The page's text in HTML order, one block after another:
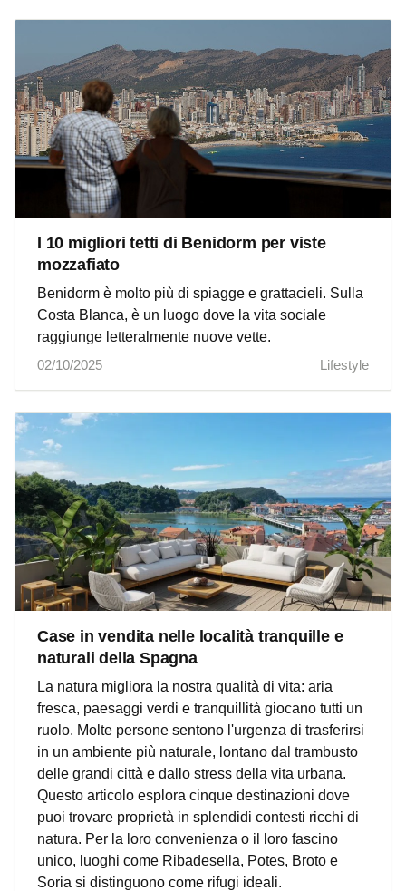
I 10 migliori tetti di Benidorm per viste
mozzafiato
Benidorm è molto più di spiagge e grattacieli. Sulla
Costa Blanca, è un luogo dove la vita sociale
raggiunge letteralmente nuove vette.
02/10/2025
Lifestyle
Case in vendita nelle località tranquille e
naturali della Spagna
La natura migliora la nostra qualità di vita: aria
fresca, paesaggi verdi e tranquillità giocano tutti un
ruolo. Molte persone sentono l'urgenza di trasferirsi
in un ambiente più naturale, lontano dal trambusto
delle grandi città e dallo stress della vita urbana.
Questo articolo esplora cinque destinazioni dove
puoi trovare proprietà in splendidi contesti ricchi di
natura. Per la loro convenienza o il loro fascino
unico, luoghi come Ribadesella, Potes, Broto e
Soria si distinguono come rifugi ideali.